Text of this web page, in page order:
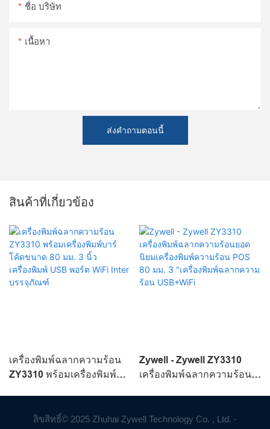
ชื่อ บริษัท
เนื้อหา
ส่งคำถามตอนนี้
สินค้าที่เกี่ยวข้อง
เครื่องพิมพ์ฉลากความร้อน
ZY3310 พร้อมเครื่องพิมพ์
Inter บรรจุภัณฑ์
Zywell - Zywell ZY3310
เครื่องพิมพ์ฉลากความร้อน
"เครื่องพิมพ์ฉลากความร้อน
ลิขสิทธิ์© 2025 Zhuhai Zywell Technology Co. , Ltd. -